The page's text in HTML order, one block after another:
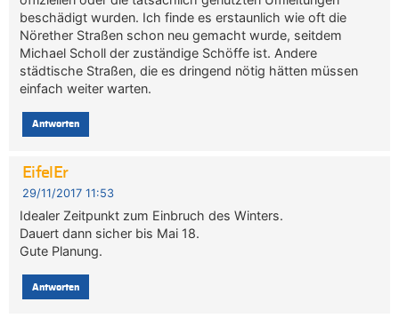
beschädigt wurden. Ich finde es erstaunlich wie oft die
Nörether Straßen schon neu gemacht wurde, seitdem
Michael Scholl der zuständige Schöffe ist. Andere
städtische Straßen, die es dringend nötig hätten müssen
einfach weiter warten.
Antworten
EifelEr
29/11/2017 11:53
Idealer Zeitpunkt zum Einbruch des Winters.
Dauert dann sicher bis Mai 18.
Gute Planung.
Antworten